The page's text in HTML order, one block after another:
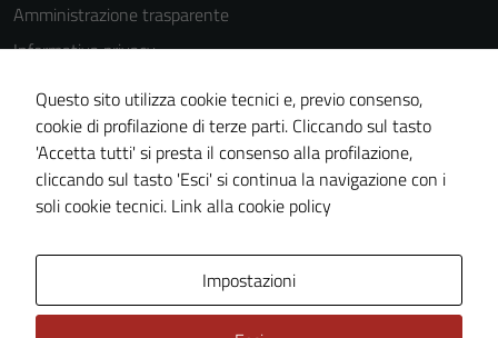
Amministrazione trasparente
Informativa privacy
Cookie Policy
Note legali
Dichiarazione di accessibilità
Piano di miglioramento del sito
Questo sito utilizza cookie tecnici e, previo consenso,
cookie di profilazione di terze parti. Cliccando sul tasto
'Accetta tutti' si presta il consenso alla profilazione,
cliccando sul tasto 'Esci' si continua la navigazione con i
soli cookie tecnici. Link alla cookie policy
Impostazioni